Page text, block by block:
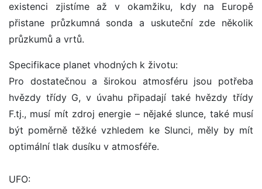
existenci zjistíme až v okamžiku, kdy na Europě
přistane průzkumná sonda a uskuteční zde několik
průzkumů a vrtů.
Specifikace planet vhodných k životu:
Pro dostatečnou a širokou atmosféru jsou potřeba
hvězdy třídy G, v úvahu připadají také hvězdy třídy
F.tj., musí mít zdroj energie – nějaké slunce, také musí
být poměrně těžké vzhledem ke Slunci, měly by mít
optimální tlak dusíku v atmosféře.
UFO: